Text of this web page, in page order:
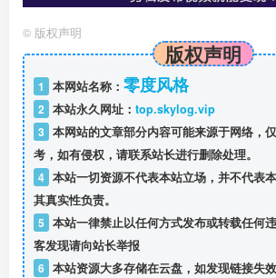
© 版权声明
版权声明
1 本网站名称： 零度风格
2 本站永久网址： top.skylog.vip
3 本网站的文章部分内容可能来源于网络，
考，如有侵权，请联系站长进行删除处理。
4 本站一切资源不代表本站立场，并不代表
其真实性负责。
5 本站一律禁止以任何方式发布或转载任何
客发现请向站长举报
6 本站资源大多存储在云盘，如发现链接失